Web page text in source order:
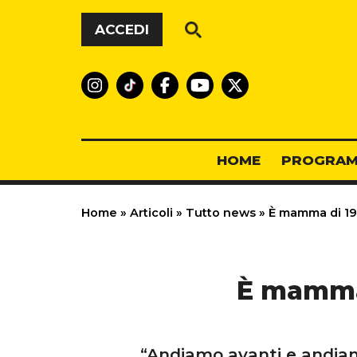
Vai al contenuto
ACCEDI
HOME
Home » Articoli » Tutto news » È mamma di
È